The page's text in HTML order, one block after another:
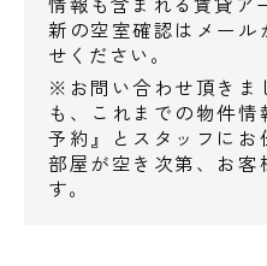
墨田菊川郵便局5分
■その他
菊川公園1分
猿江恩賜公園12分
情報も含まれる賃貸ア
新の空室確認はメール
せください。
※お問い合わせ頂きま
も、これまでの物件情
予約』とスタッフにお
部屋が空き次第、お客
す。